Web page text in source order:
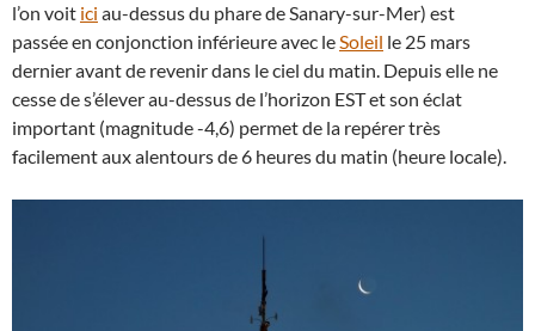
l’on voit ici au-dessus du phare de Sanary-sur-Mer) est
passée en conjonction inférieure avec leSoleil le 25 mars
dernier avant de revenir dans le ciel du matin. Depuis elle ne
cesse de s’élever au-dessus de l’horizon EST et son éclat
important (magnitude -4,6) permet de la repérer très
facilement aux alentours de 6 heures du matin (heure locale).